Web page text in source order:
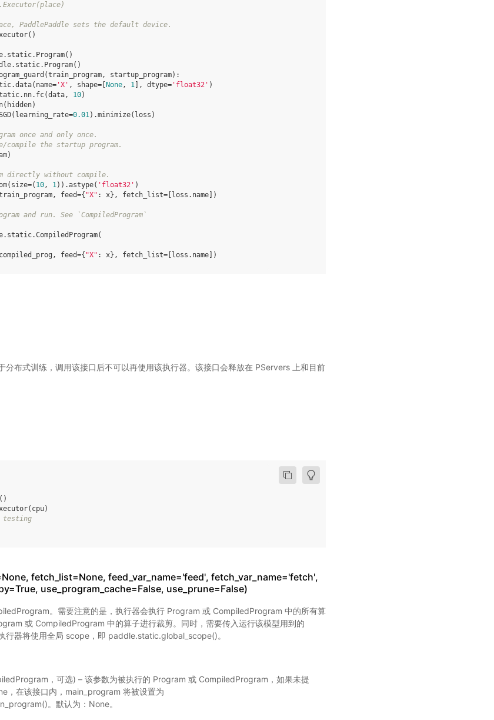
PaddlePaddle sets the default device.
()
. static. Program()
. static. Program()
(train_program, startup_program):
.data( name= 'X' , shape= None, 1 ], dtype= 'float32' )
. nn. fc(data, 10)
( hidden)
( learning_rate=0.01) .minimize( loss )
once and only once.
compile the startup program.
)
directly without compile.
( size=( 10, 1)) .astype( 'float32' )
, feed={ "X" : x}, fetch_list= loss . name ])
and run. See `CompiledProgram`
. static.CompiledProgram(
compiled_prog , feed={ "X" : x}, fetch_list= loss . name ])
分布式训练，调用该接口后不可以再使用该执行器。该接口会释放在 PServers 上和目前
()
( cpu)
testing
fetch_list=None, feed_var_name='feed', fetch_var_name='fetch',
use_program_cache=False, use_prune=False)
。需要注意的是，执行器会执行 Program 或 CompiledProgram 中的所有算
或 CompiledProgram 中的算子进行裁剪。同时，需要传入运行该模型用到的
行器将使用全局 scope，即 paddle.static.global_scope()。
，可选) – 该参数为被执行的 Program 或 CompiledProgram，如果未提
，在该接口内，main_program 将被设置为
。默认为：None。